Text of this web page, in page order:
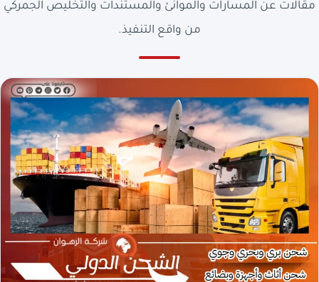
مقالات عن المسارات والموانئ والمستندات والتخليص الجمركي
من واقع التنفيذ.